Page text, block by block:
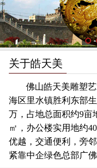
关于皓天美
佛山皓天美雕塑
海区里水镇胜利东部
万，占地总面积约9亩
㎡，办公楼实用地约
优越，交通便利，旁
紧靠中企绿色总部广佛